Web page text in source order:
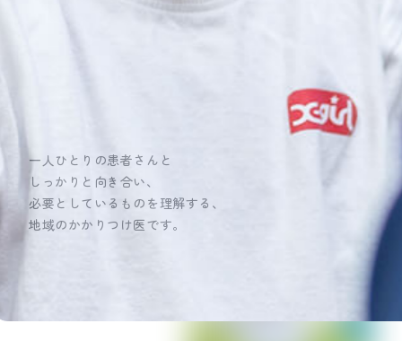
一人ひとりの患者さんと
しっかりと向き合い、
必要としているものを理解する、
地域のかかりつけ医です。